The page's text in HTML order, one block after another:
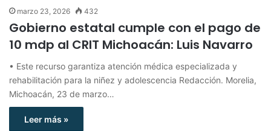
marzo 23, 2026 432
Gobierno estatal cumple con el pago de
10 mdp al CRIT Michoacán: Luis Navarro
• Este recurso garantiza atención médica especializada y
rehabilitación para la niñez y adolescencia Redacción. Morelia,
Michoacán, 23 de marzo…
Leer más »